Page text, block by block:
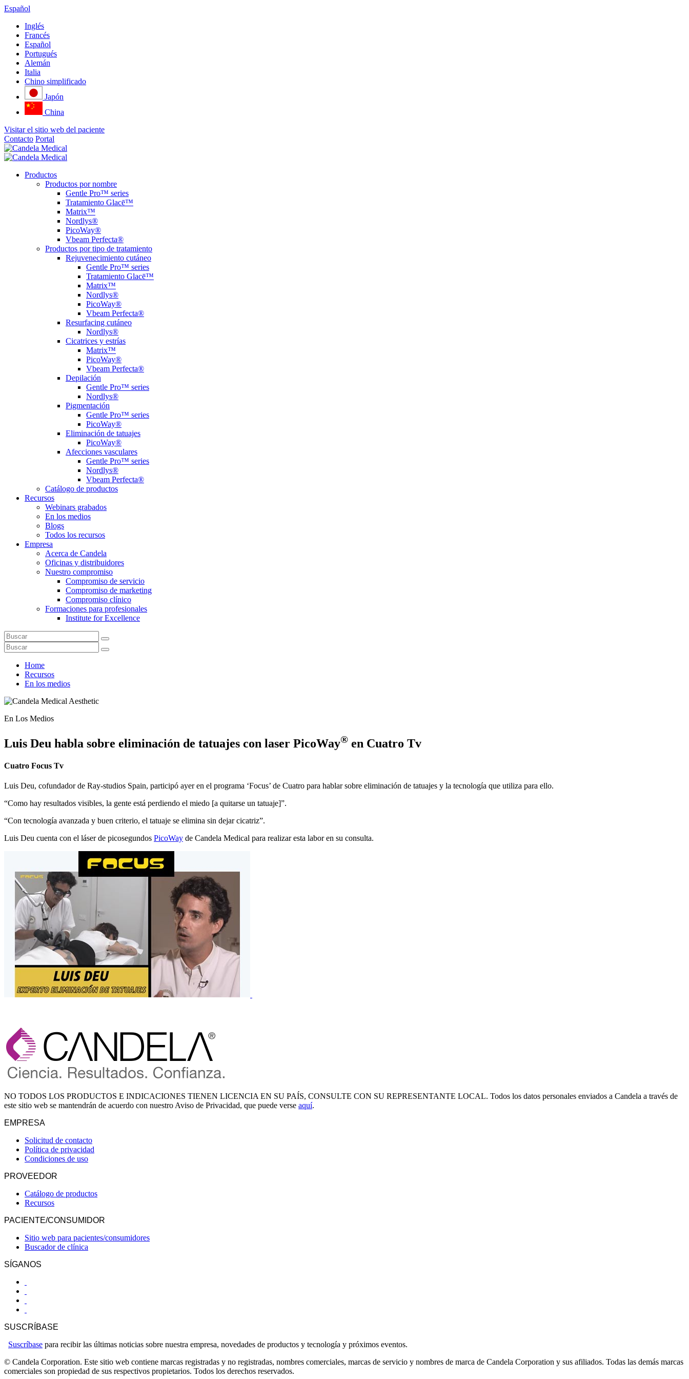
Español
Inglés
Francés
Español
Portugués
Alemán
Italia
Chino simplificado
Japón
China
Visitar el sitio web del paciente
Contacto Portal
Productos
Productos por nombre
Gentle Pro™ series
Tratamiento Glacē™
Matrix™
Nordlys®
PicoWay®
Vbeam Perfecta®
Productos por tipo de tratamiento
Rejuvenecimiento cutáneo
Gentle Pro™ series
Tratamiento Glacē™
Matrix™
Nordlys®
PicoWay®
Vbeam Perfecta®
Resurfacing cutáneo
Nordlys®
Cicatrices y estrías
Matrix™
PicoWay®
Vbeam Perfecta®
Depilación
Gentle Pro™ series
Nordlys®
Pigmentación
Gentle Pro™ series
PicoWay®
Eliminación de tatuajes
PicoWay®
Afecciones vasculares
Gentle Pro™ series
Nordlys®
Vbeam Perfecta®
Catálogo de productos
Recursos
Webinars grabados
En los medios
Blogs
Todos los recursos
Empresa
Acerca de Candela
Oficinas y distribuidores
Nuestro compromiso
Compromiso de servicio
Compromiso de marketing
Compromiso clínico
Formaciones para profesionales
Institute for Excellence
Home
Recursos
En los medios
En Los Medios
Luis Deu habla sobre eliminación de tatuajes con laser PicoWay® en Cuatro Tv
Cuatro Focus Tv
Luis Deu, cofundador de Ray-studios Spain, participó ayer en el programa ‘Focus’ de Cuatro para hablar sobre eliminación de tatuajes y la tecnología que utiliza para ello.
“Como hay resultados visibles, la gente está perdiendo el miedo [a quitarse un tatuaje]”.
“Con tecnología avanzada y buen criterio, el tatuaje se elimina sin dejar cicatriz”.
Luis Deu cuenta con el láser de picosegundos PicoWay de Candela Medical para realizar esta labor en su consulta.
NO TODOS LOS PRODUCTOS E INDICACIONES TIENEN LICENCIA EN SU PAÍS, CONSULTE CON SU REPRESENTANTE LOCAL. Todos los datos personales enviados a Candela a través de
este sitio web se mantendrán de acuerdo con nuestro Aviso de Privacidad, que puede verse aquí.
EMPRESA
Solicitud de contacto
Política de privacidad
Condiciones de uso
PROVEEDOR
Catálogo de productos
Recursos
PACIENTE/CONSUMIDOR
Sitio web para pacientes/consumidores
Buscador de clínica
SÍGANOS
SUSCRÍBASE
Suscríbase para recibir las últimas noticias sobre nuestra empresa, novedades de productos y tecnología y próximos eventos.
© Candela Corporation. Este sitio web contiene marcas registradas y no registradas, nombres comerciales, marcas de servicio y nombres de marca de Candela Corporation y sus afiliados. Todas las demás marcas
comerciales son propiedad de sus respectivos propietarios. Todos los derechos reservados.